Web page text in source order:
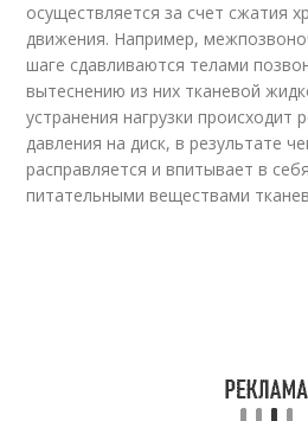
осуществляется за счет сжатия
движения. Например,
шаге сдавливаются телами
вытеснению из них тканевой
устранения нагрузки происходит
давления на диск, в результате
расправляется и впитывает в
питательными веществами